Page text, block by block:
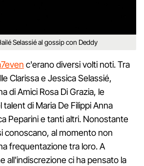
Selassié al gossip con Deddy
c'erano diversi volti noti. Tra
Clarissa e Jessica Selassié,
di Amici Rosa Di Grazia, le
di Maria De Filippi Anna
Peparini e tanti altri. Nonostante
conoscano, al momento non
frequentazione tra loro. A
all'indiscrezione ci ha pensato la